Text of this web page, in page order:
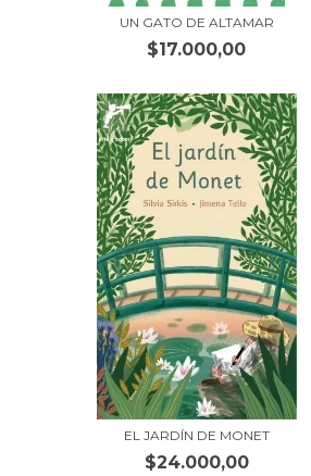
UN GATO DE ALTAMAR
$17.000,00
EL JARDÍN DE MONET
$24.000,00